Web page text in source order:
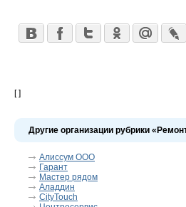
[ ]
Другие организации рубрики
Алиссум ООО
Гарант
Мастер рядом
Аладдин
CityTouch